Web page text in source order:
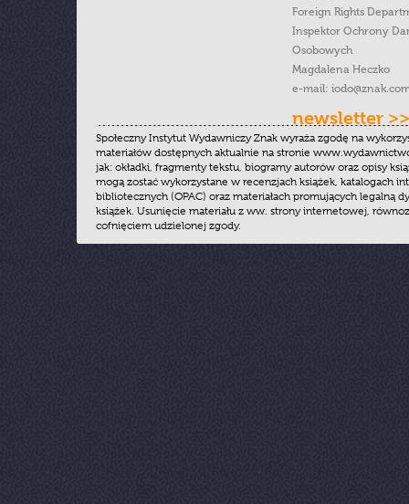
Foreign Rights
Inspektor Ochrony
Osobowych
Magdalena Heczko
e-mail:
newsletter >>
Społeczny Instytut Wydawniczy Znak wyraża zgodę na
materiałów dostępnych aktualnie na stronie
jak: okładki, fragmenty tekstu, biogramy autorów oraz opisy
mogą zostać wykorzystane w recenzjach książek, katalogach
bibliotecznych (OPAC) oraz materiałach promujących legalną
książek. Usunięcie materiału z ww. strony internetowej,
cofnięciem udzielonej zgody.